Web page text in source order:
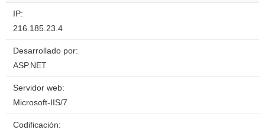
IP:
216.185.23.4
Desarrollado por:
ASP.NET
Servidor web:
Microsoft-IIS/7
Codificación: